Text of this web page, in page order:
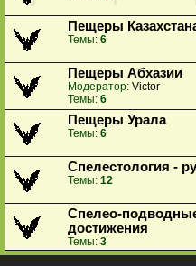
Пещеры
Темы: 6
Пещеры Абхазии
Модератор: Victor
Темы: 6
Пещеры Урала
Темы: 6
Спелестология -
Темы: 12
Спелео-
достижения
Темы: 3